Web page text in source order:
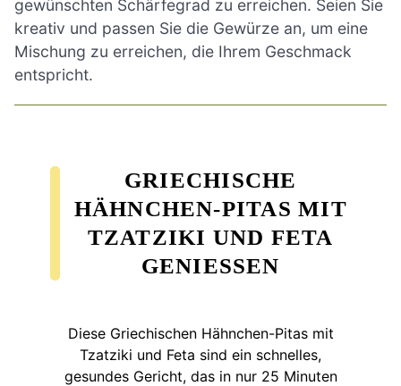
gewünschten Schärfegrad zu erreichen. Seien Sie
kreativ und passen Sie die Gewürze an, um eine
Mischung zu erreichen, die Ihrem Geschmack
entspricht.
GRIECHISCHE
HÄHNCHEN-PITAS MIT
TZATZIKI UND FETA
GENIESSEN
Diese Griechischen Hähnchen-Pitas mit
Tzatziki und Feta sind ein schnelles,
gesundes Gericht, das in nur 25 Minuten